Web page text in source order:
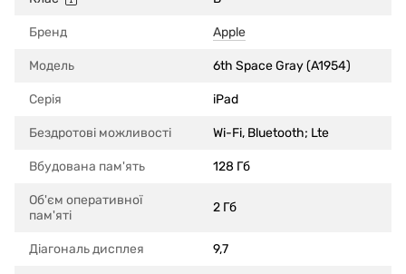
Бренд Apple
Модель 6th Space Gray (A1954)
Серія iPad
Бездротові можливості Wi-Fi, Bluetooth; Lte
Вбудована пам'ять 128 Гб
Об'єм оперативної
пам'яті
2 Гб
Діагональ дисплея 9,7